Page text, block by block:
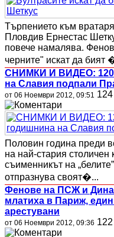
Търпението към
Пловдив Ернестас
повече намалява.
черните" искат да бият
СНИМКИ И ВИДЕО:
на Славия подпали
от 06 Ноември 2012, 09:51 124
Половин година преди
на най-стария столичен
съименникът на
отпразнува своят�...
Фенове на ПСЖ и
млатиха в Париж,
арестувани
от 06 Ноември 2012, 09:36 122